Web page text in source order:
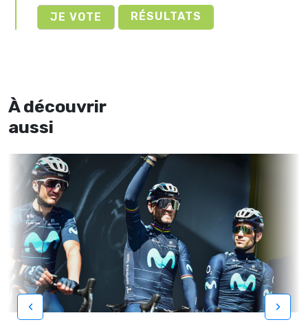
RÉSULTATS
À découvrir
aussi
‹ ›